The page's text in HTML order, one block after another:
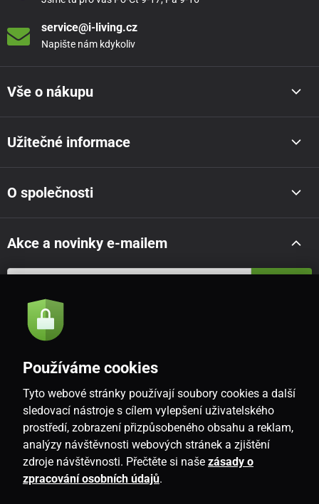
service@i-living.cz
Napište nám kdykoliv
Vše o nákupu
Užitečné informace
O společnosti
Akce a novinky e-mailem
Souhlasím se
CZ
Používáme cookies
Tyto webové stránky používají soubory cookies a další
sledovací nástroje s cílem vylepšení uživatelského
prostředí, zobrazení přizpůsobeného obsahu a reklam,
analýzy návštěvnosti webových stránek a zjištění
zdroje návštěvnosti. Přečtěte si naše zásady o
zpracování osobních údajů.